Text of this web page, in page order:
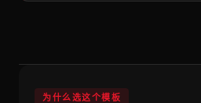
为什么选这个模板